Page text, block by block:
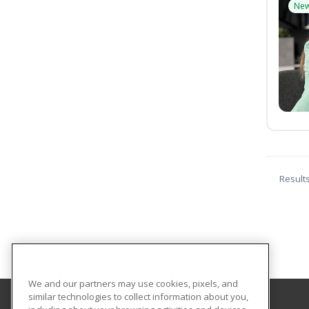
We and our partners may use cookies, pixels, and
similar technologies to collect information about you,